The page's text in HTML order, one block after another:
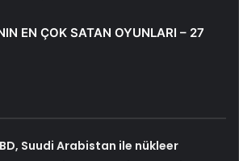
EN ÇOK SATAN OYUNLARI – 27
Suudi Arabistan ile nükleer